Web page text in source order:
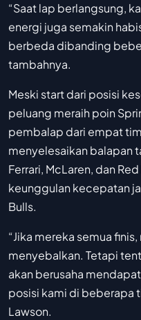
“Saat lap berlangsung,
energi juga semakin
berbeda dibanding
tambahnya.
Meski start dari posisi
peluang meraih poin
pembalap dari empat
menyelesaikan balapan
Ferrari, McLaren, dan
keunggulan kecepatan
Bulls.
“Jika mereka semua
menyebalkan. Tetapi
akan berusaha
posisi kami di beberapa
Lawson.